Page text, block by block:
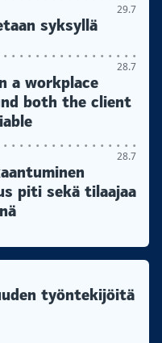
29.7
syksyllä
28.7
a workplace
both the client
28.7
piti sekä tilaajaa
työntekijöitä